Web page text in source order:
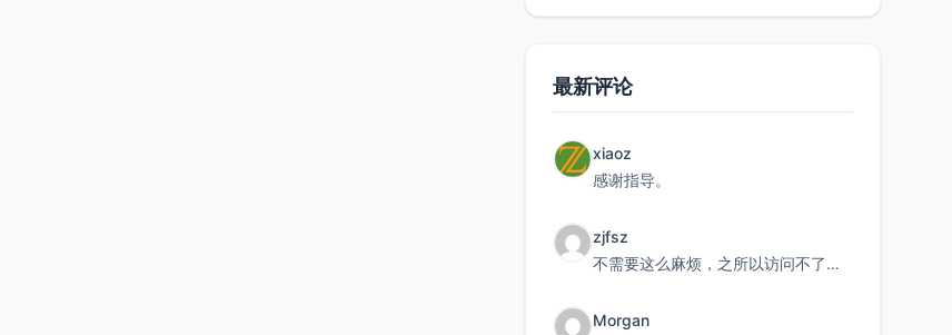
最新评论
xiaoz
感谢指导。
zjfsz
不需要这么麻烦，之所以访问不了，是由于非对称路由的问题，在爱快主路由添加一条静态路由192.168.
Morgan